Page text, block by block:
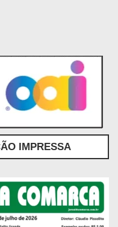
IMPRESSA